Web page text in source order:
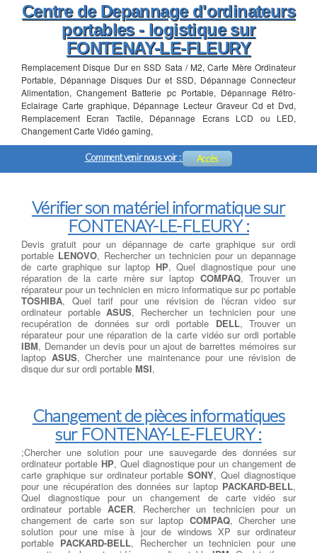
Centre de Depannage d'ordinateurs
portables - logistique sur
FONTENAY-LE-FLEURY
Remplacement Disque Dur en SSD Sata / M2, Carte Mère Ordinateur
Portable, Dépannage Disques Dur et SSD, Dépannage Connecteur
Alimentation, Changement Batterie pc Portable, Dépannage Rétro-
Eclairage Carte graphique, Dépannage Lecteur Graveur Cd et Dvd,
Remplacement Ecran Tactile, Dépannage Ecrans LCD ou LED,
Changement Carte Vidéo gaming,
Comment venir nous voir : Accès
Vérifier son matériel informatique sur
FONTENAY-LE-FLEURY :
Devis gratuit pour un dépannage de carte graphique sur ordi
portable LENOVO, Rechercher un technicien pour un depannage
de carte graphique sur laptop HP, Quel diagnostique pour une
réparation de la carte mère sur laptop COMPAQ, Trouver un
réparateur pour un technicien en micro informatique sur pc portable
TOSHIBA, Quel tarif pour une révision de l'écran video sur
ordinateur portableASUS, Rechercher un technicien pour une
recupération de données sur ordi portable DELL, Trouver un
réparateur pour une réparation de la carte vidéo sur ordi portable
IBM, Demander un devis pour un ajout de barrettes mémoires sur
laptop ASUS, Chercher une maintenance pour une révision de
disque dur sur ordi portable MSI,
Changement de pièces informatiques
sur FONTENAY-LE-FLEURY :
;Chercher une solution pour une sauvegarde des données sur
ordinateur portable HP, Quel diagnostique pour un changement de
carte graphique sur ordinateur portableSONY, Quel diagnostique
pour une récupération des données sur laptop PACKARD-BELL,
Quel diagnostique pour un changement de carte vidéo sur
ordinateur portableACER, Rechercher un technicien pour un
changement de carte son sur laptop COMPAQ, Chercher une
solution pour une mise à jour de windows XP sur ordinateur
portable PACKARD-BELL, Rechercher un technicien pour une